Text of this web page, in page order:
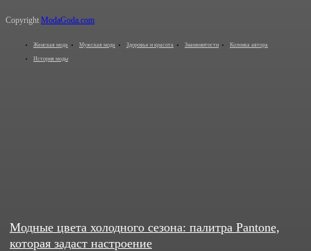
Модные цвета холодного сезона: палитра Pantone,
которая задаст настроение
Copyright ModaGoda.com
Женская мода Мужская мода Здоровье и красота Знаменитости Колонка автора
История моды